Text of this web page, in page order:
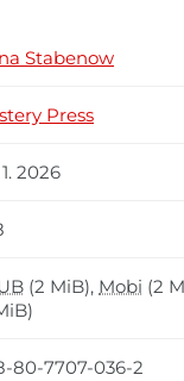
Stabenow
Press
2026
(2 MiB), Mobi (2
80-7707-036-2